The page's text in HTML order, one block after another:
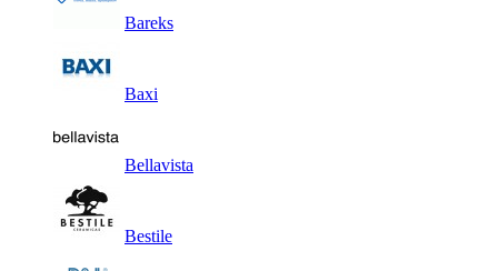
Bareks
Baxi
Bellavista
Bestile